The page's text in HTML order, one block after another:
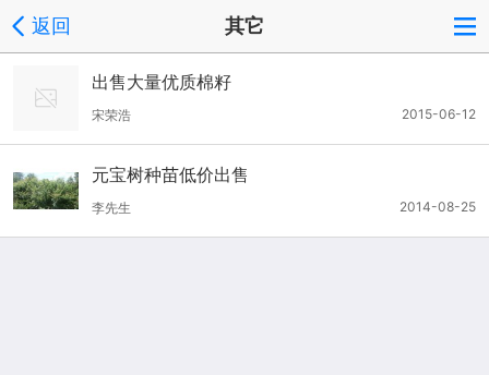
返回 其它
出售大量优质棉籽
2015-06-12
宋荣浩
元宝树种苗低价出售
2014-08-25
李先生